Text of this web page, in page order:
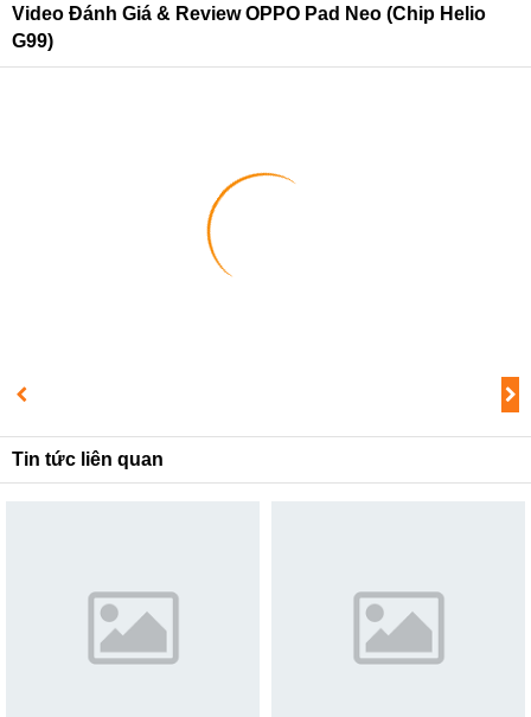
Video Đánh Giá & Review OPPO Pad Neo (Chip Helio
G99)
3
Tin tức liên quan